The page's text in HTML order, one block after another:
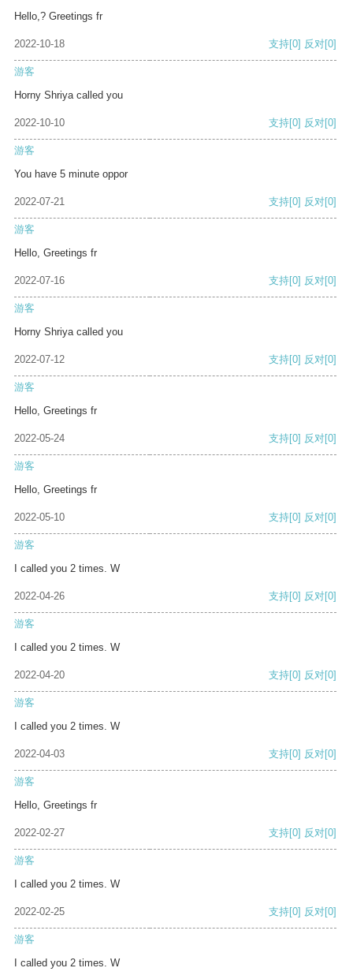
Hello,? Greetings fr
2022-10-18 支持[0] 反对[0]
游客
Horny Shriya called you
2022-10-10 支持[0] 反对[0]
游客
You have 5 minute oppor
2022-07-21 支持[0] 反对[0]
游客
Hello, Greetings fr
2022-07-16 支持[0] 反对[0]
游客
Horny Shriya called you
2022-07-12 支持[0] 反对[0]
游客
Hello, Greetings fr
2022-05-24 支持[0] 反对[0]
游客
Hello, Greetings fr
2022-05-10 支持[0] 反对[0]
游客
I called you 2 times. W
2022-04-26 支持[0] 反对[0]
游客
I called you 2 times. W
2022-04-20 支持[0] 反对[0]
游客
I called you 2 times. W
2022-04-03 支持[0] 反对[0]
游客
Hello, Greetings fr
2022-02-27 支持[0] 反对[0]
游客
I called you 2 times. W
2022-02-25 支持[0] 反对[0]
游客
I called you 2 times. W